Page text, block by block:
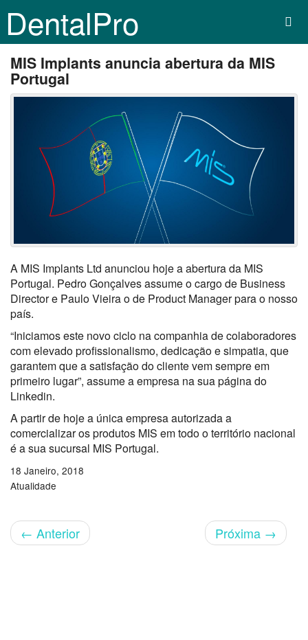
DentalPro
MIS Implants anuncia abertura da MIS
Portugal
A MIS Implants Ltd anunciou hoje a abertura da MIS
Portugal. Pedro Gonçalves assume o cargo de Business
Director e Paulo Vieira o de Product Manager para o nosso
país.
“Iniciamos este novo ciclo na companhia de colaboradores
com elevado profissionalismo, dedicação e simpatia, que
garantem que a satisfação do cliente vem sempre em
primeiro lugar”, assume a empresa na sua página do
Linkedin.
A partir de hoje a única empresa autorizada a
comercializar os produtos MIS em todo o território nacional
é a sua sucursal MIS Portugal.
18 Janeiro, 2018
Atualidade
← Anterior Próxima →